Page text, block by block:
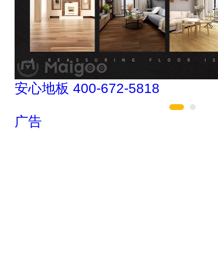
肯帝亚KENTIER 4006-026-011
广告